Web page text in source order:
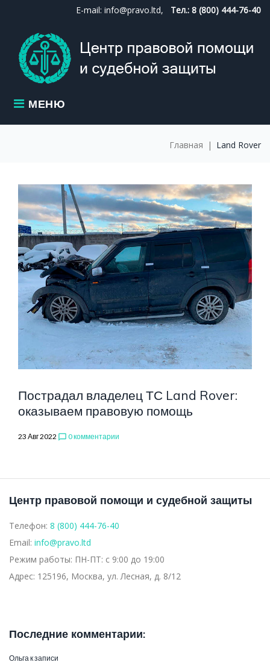
content
E-mail: info@pravo.ltd, Тел.: 8 (800) 444-76-40
МЕНЮ
Главная | Land Rover
МЕТКА:
LAND
ROVER
Пострадал владелец ТС Land Rover:
оказываем правовую помощь
23 Авг 2022 chat_bubble_outline 0 комментарии
Центр правовой помощи и судебной защиты
Телефон: 8 (800) 444-76-40
Email: info@pravo.ltd
Режим работы: ПН-ПТ: с 9:00 до 19:00
Адрес: 125196, Москва, ул. Лесная, д. 8/12
Последние комментарии:
Ольга к записи